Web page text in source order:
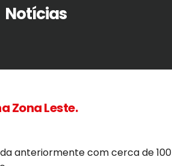
Notícias
Zona Leste.
anteriormente com cerca de 100